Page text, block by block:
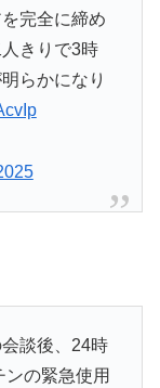
完全に締め
きりで3時
らかになり
談後、24時
の緊急使用